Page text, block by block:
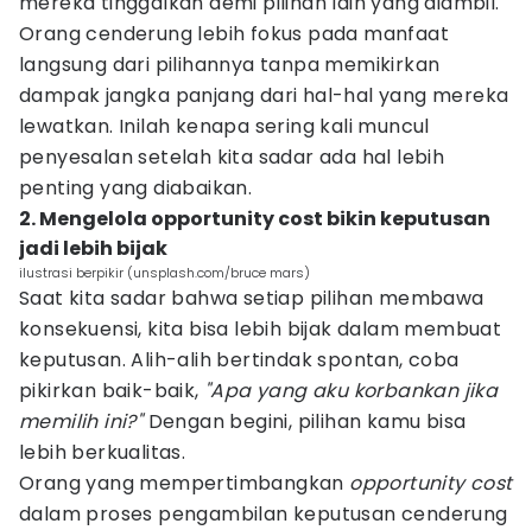
Orang cenderung lebih fokus pada manfaat
langsung dari pilihannya tanpa memikirkan
dampak jangka panjang dari hal-hal yang mereka
lewatkan. Inilah kenapa sering kali muncul
penyesalan setelah kita sadar ada hal lebih
penting yang diabaikan.
2. Mengelola opportunity cost bikin keputusan
jadi lebih bijak
ilustrasi berpikir (unsplash.com/bruce mars)
Saat kita sadar bahwa setiap pilihan membawa
konsekuensi, kita bisa lebih bijak dalam membuat
keputusan. Alih-alih bertindak spontan, coba
pikirkan baik-baik, "Apa yang aku korbankan jika
memilih ini?"Dengan begini, pilihan kamu bisa
lebih berkualitas.
Orang yang mempertimbangkan opportunity cost
dalam proses pengambilan keputusan cenderung